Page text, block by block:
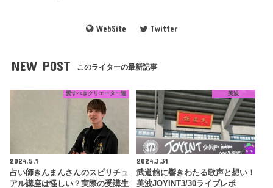
WebSite Twitter
NEW POST このライターの最新記事
愛すべきクリエーター達
2024.5.1
占い師きんまんさんのスピリチュ
アル講座は怪しい？実際の受講生
美波
2024.3.31
武道館に響きわたる歌声と想い！
美波JOYINT3/30ライブレポ